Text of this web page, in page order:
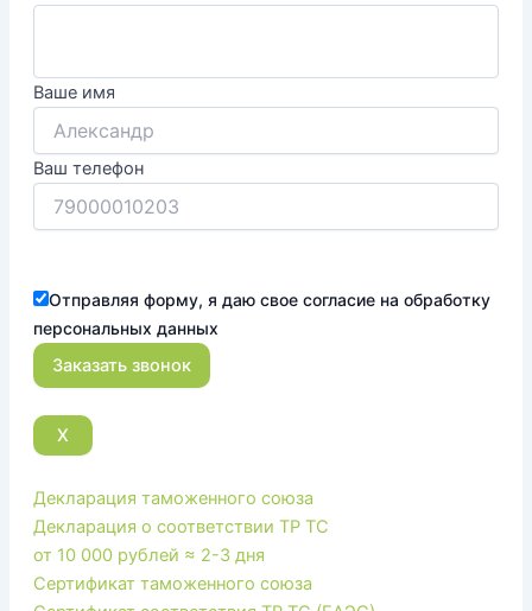
Ваше имя
Ваш телефон
Отправляя форму, я даю свое согласие на обработку
персональных данных
X
Декларация таможенного союза
Декларация о соответствии ТР ТС
от 10 000 рублей ≈ 2-3 дня
Сертификат таможенного союза